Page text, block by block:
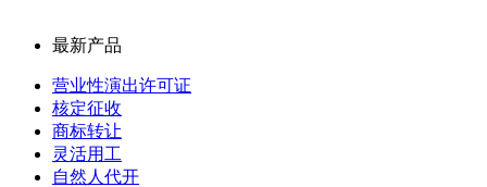
最新产品
营业性演出许可证
核定征收
商标转让
灵活用工
自然人代开